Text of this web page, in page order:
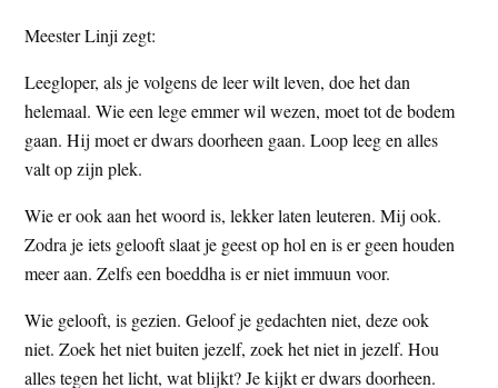
tMeester Linji zegt:
Leegloper, als je volgens de leer wilt leven, doe het dan
helemaal. Wie een lege emmer wil wezen, moet tot de bodem
gaan. Hij moet er dwars doorheen gaan. Loop leeg en alles
valt op zijn plek.
Wie er ook aan het woord is, lekker laten leuteren. Mij ook.
Zodra je iets gelooft slaat je geest op hol en is er geen houden
meer aan. Zelfs een boeddha is er niet immuun voor.
Wie gelooft, is gezien. Geloof je gedachten niet, deze ook
niet. Zoek het niet buiten jezelf, zoek het niet in jezelf. Hou
alles tegen het licht, wat blijkt? Je kijkt er dwars doorheen.